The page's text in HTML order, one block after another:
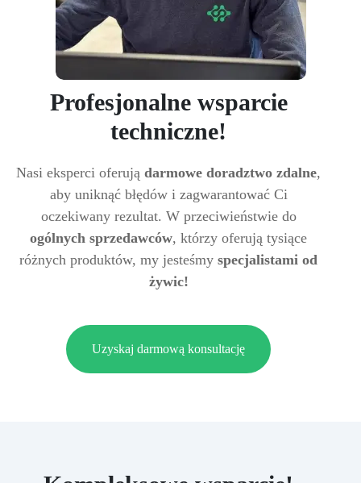
Profesjonalne wsparcie
techniczne!
Nasi eksperci oferują darmowe doradztwo zdalne,
aby uniknąć błędów i zagwarantować Ci
oczekiwany rezultat. W przeciwieństwie do
ogólnych sprzedawców, którzy oferują tysiące
różnych produktów, my jesteśmy specjalistami od
żywic!
Uzyskaj darmową konsultację